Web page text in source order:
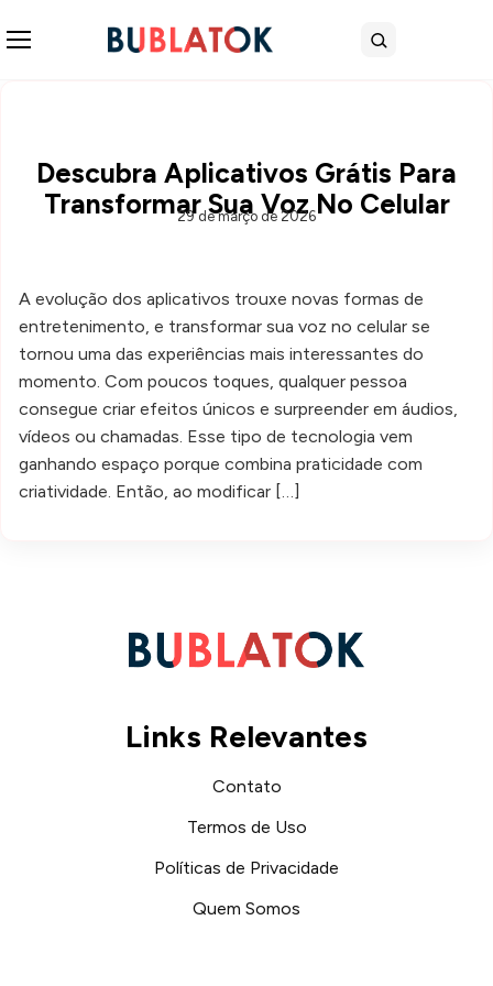
Buscar
Descubra Aplicativos Grátis Para
Transformar Sua Voz No Celular
29 de março de 2026
A evolução dos aplicativos trouxe novas formas de
entretenimento, e transformar sua voz no celular se
tornou uma das experiências mais interessantes do
momento. Com poucos toques, qualquer pessoa
consegue criar efeitos únicos e surpreender em áudios,
vídeos ou chamadas. Esse tipo de tecnologia vem
ganhando espaço porque combina praticidade com
criatividade. Então, ao modificar […]
Links Relevantes
Contato
Termos de Uso
Políticas de Privacidade
Quem Somos